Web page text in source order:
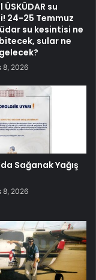
su
24-25 Temmuz
su kesintisi ne
sular ne
8, 2026
Sağanak Yağış
8, 2026